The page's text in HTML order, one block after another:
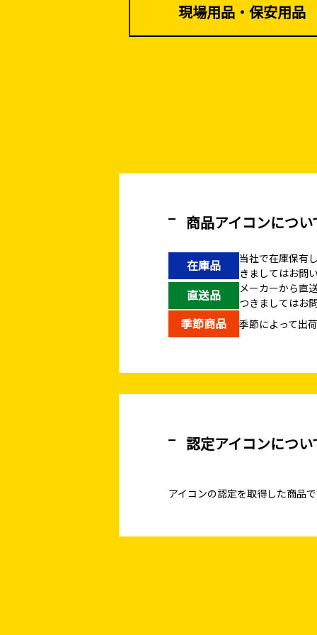
現場用品・保安用品
商品アイコンについ
在庫品 当社で在庫保有
きましてはお問
直送品 メーカーから直
つきましてはお
季節商品 季節によって出
認定アイコンについ
アイコンの認定を取得した商品で